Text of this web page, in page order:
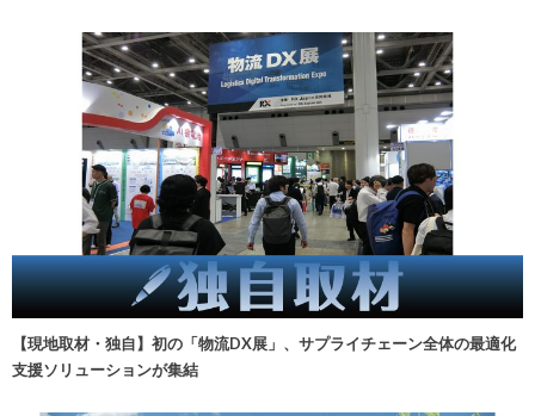
【現地取材・独自】初の「物流DX展」、サプライチェーン全体の最適化
支援ソリューションが集結